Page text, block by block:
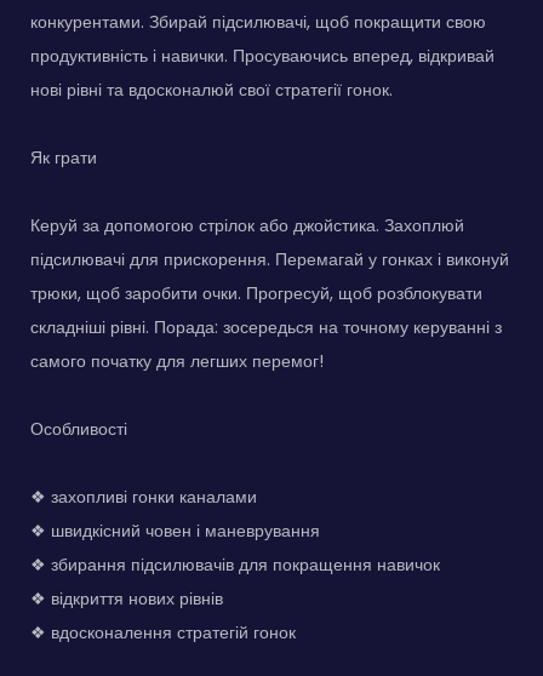
конкурентами. Збирай підсилювачі, щоб покращити свою
продуктивність і навички. Просуваючись вперед, відкривай
нові рівні та вдосконалюй свої стратегії гонок.
Як грати
Керуй за допомогою стрілок або джойстика. Захоплюй
підсилювачі для прискорення. Перемагай у гонках і виконуй
трюки, щоб заробити очки. Прогресуй, щоб розблокувати
складніші рівні. Порада: зосередься на точному керуванні з
самого початку для легших перемог!
Особливості
❖ захопливі гонки каналами
❖ швидкісний човен і маневрування
❖ збирання підсилювачів для покращення навичок
❖ відкриття нових рівнів
❖ вдосконалення стратегій гонок